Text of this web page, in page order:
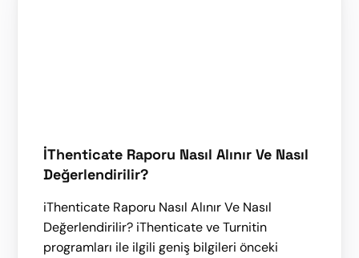
İThenticate Raporu Nasıl Alınır Ve Nasıl
Değerlendirilir?
iThenticate Raporu Nasıl Alınır Ve Nasıl
Değerlendirilir? iThenticate ve Turnitin
programları ile ilgili geniş bilgileri önceki